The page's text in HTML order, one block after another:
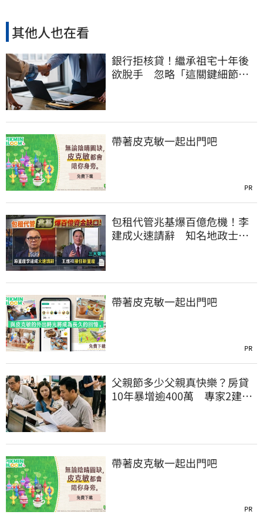
其他人也在看
銀行拒核貸！繼承祖宅十年後
欲脫手 忽略「這關鍵細節」
帶著皮克敏一起出門吧
PR
包租代管兆基爆百億危機！李
建成火速請辭 知名地政士接
帶著皮克敏一起出門吧
PR
父親節多少父親真快樂？房貸
10年暴增逾400萬 專家2建議
帶著皮克敏一起出門吧
PR